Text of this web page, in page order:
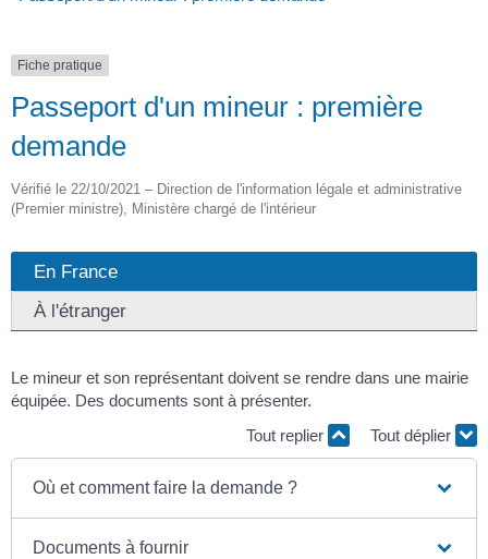
Fiche pratique
Passeport d'un mineur : première
demande
Vérifié le 22/10/2021 – Direction de l'information légale et administrative
(Premier ministre), Ministère chargé de l'intérieur
En France
À l'étranger
Le mineur et son représentant doivent se rendre dans une mairie
équipée. Des documents sont à présenter.
Tout replier
Tout déplier
Où et comment faire la demande ?
Documents à fournir